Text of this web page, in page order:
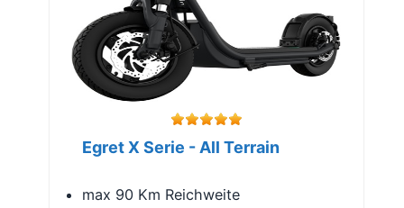
Egret X Serie - All Terrain
max 90 Km Reichweite